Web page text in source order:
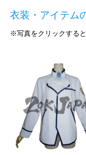
衣装・アイテム
※写真をクリックすると